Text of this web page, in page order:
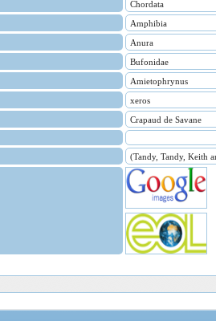
Chordata
Amphibia
Anura
Bufonidae
Amietophrynus
xeros
Crapaud de Savane
(Tandy, Tandy, Keith